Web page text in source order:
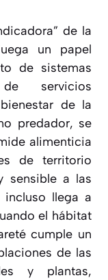
de la
un papel
de sistemas
servicios
de la
predador, se
alimenticia
de territorio
sensible a las
incluso llega a
el hábitat
cumple un
de las
y plantas,